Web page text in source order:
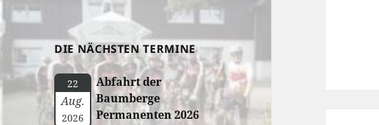
DIE NÄCHSTEN TERMINE
22
Aug.
2026
Abfahrt der
Baumberge
Permanenten 2026